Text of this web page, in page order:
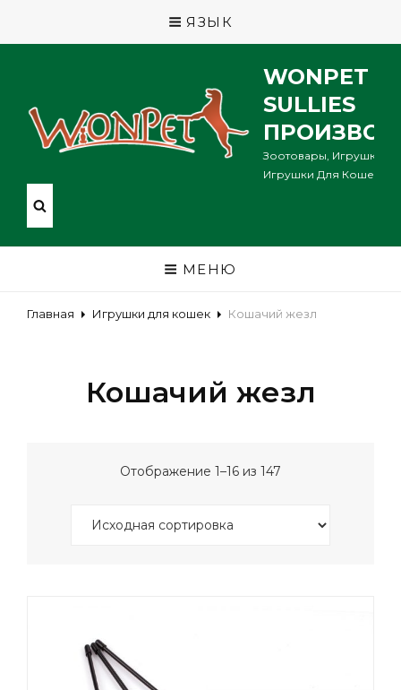
ЯЗЫК
WONPET
SULLIES
Зоотовары, Игрушки
Игрушки Для Кошек ...
МЕНЮ
Главная Игрушки для кошек Кошачий жезл
Кошачий жезл
Отображение 1–16 из 147